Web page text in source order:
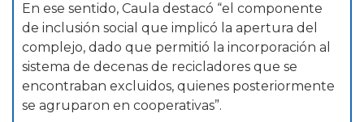
En ese sentido, Caula destacó “el componente
de inclusión social que implicó la apertura del
complejo, dado que permitió la incorporación al
sistema de decenas de recicladores que se
encontraban excluidos, quienes posteriormente
se agruparon en cooperativas”.